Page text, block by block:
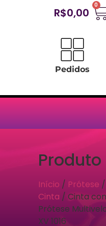
R$0,00
0
Pedidos
Produto
Início / Prótese /
Cinta / Cinta
Prótese
XV 1016